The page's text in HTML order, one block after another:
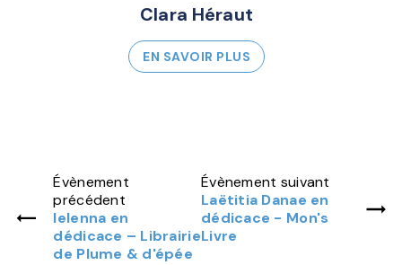
Clara Héraut
EN SAVOIR PLUS
Évènement
précédent
Ielenna en
dédicace – Librairie
de Plume & d'épée
Évènement suivant
Laëtitia Danae en
dédicace - Mon's
Livre